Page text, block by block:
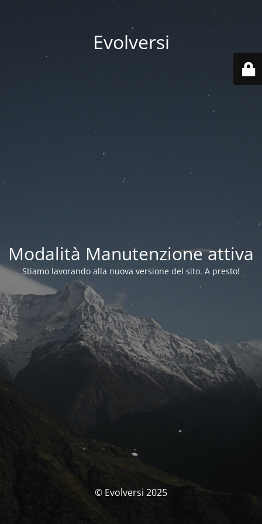
Evolversi
Modalità Manutenzione attiva
Stiamo lavorando alla nuova versione del sito. A presto!
© Evolversi 2025